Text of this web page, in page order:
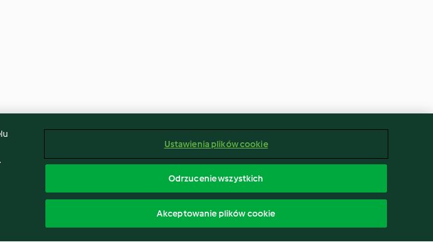
Ustawienia plików cookie
Odrzucenie wszystkich
Akceptowanie plików cookie